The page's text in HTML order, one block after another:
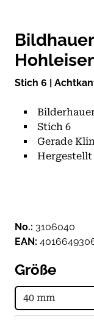
Stich 6 |
Stich 6
Gerade
No.: 3106040
EAN:
Größe